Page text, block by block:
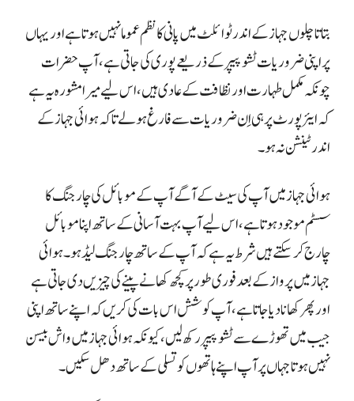
بتاتا چلوں جہازکے اندر ٹوائلٹ میں پانی کا نظم عموما نہیں ہوتا ہے اور یہاں
پر اپنی ضروریات ٹشو پیپر کے ذریعے پوری کی جاتی ہے، آپ حضرات
چونکہ مکمل طہارت اور نظافت کے عادی ہیں، اس لیے میرا مشورہ یہ ہے
کہ ایئرپورٹ پر ہی اِن ضروریات سے فارغ ہو لے تاکہ ہوائی جہاز کے
اندر ٹینشن نہ ہو۔
ہوائی جہاز میں آپ کی سیٹ کے آگے آپ کے موبائل کی چارجنگ کا
سسٹم موجود ہوتا ہے، اس لیے آپ بہت آسانی کے ساتھ اپنا موبائل
چارج کر سکتے ہیں شرط یہ ہے کہ آپ کے ساتھ چارجنگ لیڈ ہو۔ ہوائی
جہاز میں پرواز کے بعد فوری طور پر کچھ کھانے پینے کی چیزیں دی جاتی ہے
اور پھر کھانا دیا جاتا ہے، آپ کوشش اس بات کی کریں کہ اپنے ساتھ اپنی
جیب میں تھوڑے سے ٹشو پیپر رکھ لیں، کیونکہ ہوائی جہاز میں واش بیسن
نہیں ہوتا جہاں پر آپ اپنے ہاتھوں کو تسلی کے ساتھ دھل سکیں۔